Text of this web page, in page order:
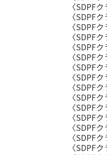
〈SDPF
〈SDPF
〈SDPF
〈SDPF
〈SDPF
〈SDPF
〈SDPF
〈SDPF
〈SDPF
〈SDPF
〈SDPF
〈SDPF
〈SDPF
〈SDPF
〈SDPF